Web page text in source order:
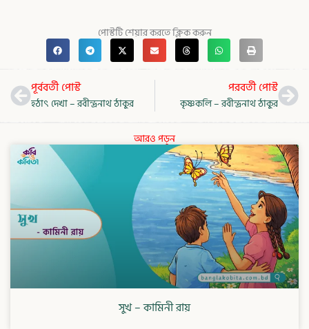
পোস্টটি শেয়ার করতে ক্লিক করুন
Prevপূর্ববর্তী পোস্ট
হঠাৎ দেখা – রবীন্দ্রনাথ ঠাকুর
পরবর্তী পোস্ট
কৃষ্ণকলি – রবীন্দ্রনাথ ঠাকুর
আরও পড়ুন
সুখ – কামিনী রায়